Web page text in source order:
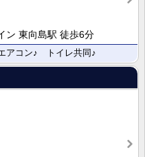
ン 東向島駅 徒歩6分
コン♪ トイレ共同♪